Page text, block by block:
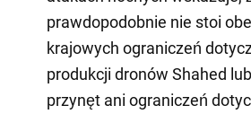
prawdopodobnie nie stoi
krajowych ograniczeń
produkcji dronów Shahed
przynęt ani ograniczeń